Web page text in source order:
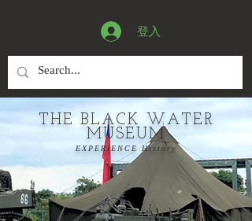
登入
THE BLACK WATER
MUSEUM
EXPERIENCE History